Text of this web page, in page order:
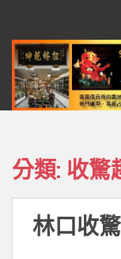
分類: 收驚
林口收